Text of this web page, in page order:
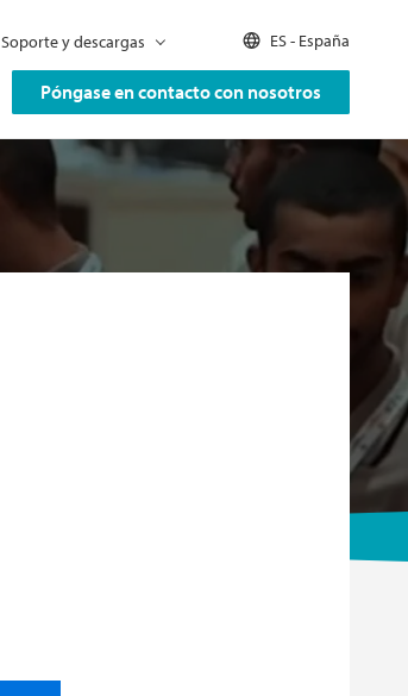
Póngase en contacto con nosotros
Soporte y descargas ES - España